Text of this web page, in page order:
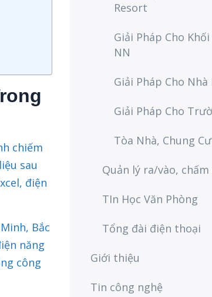
chiếm
sau
điện
Bắc
năng
công
Resort
Giải Pháp Cho
NN
Giải Pháp Cho Nhà
Giải Pháp Cho
Tòa Nhà, Chung Cư
Quản lý ra/vào, chấm
TIn Học Văn Phòng
Tổng đài điện thoại
Giới thiệu
Tin công nghệ